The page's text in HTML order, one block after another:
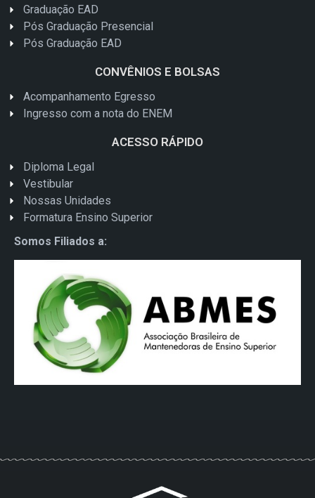
Graduação EAD
Pós Graduação Presencial
Pós Graduação EAD
CONVÊNIOS E BOLSAS
Acompanhamento Egresso
Ingresso com a nota do ENEM
ACESSO RÁPIDO
Diploma Legal
Vestibular
Nossas Unidades
Formatura Ensino Superior
Somos Filiados a: